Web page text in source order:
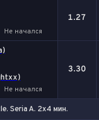
Не начался
1.27
Не начался
3.30
Seria A. 2x4 мин.